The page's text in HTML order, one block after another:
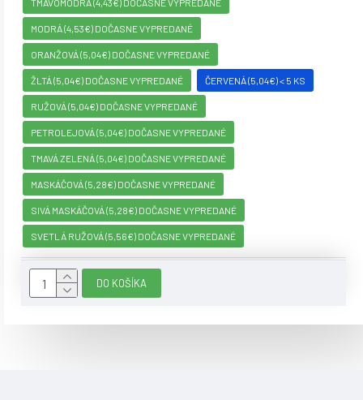
TMAVOMODRÁ (4,43€) DOČASNE VYPREDANÉ
MODRÁ (4,53€) DOČASNE VYPREDANÉ
ORANŽOVÁ (5,04€) DOČASNE VYPREDANÉ
ŽLTÁ (5,04€) DOČASNE VYPREDANÉ ČERVENÁ (5,04€) < 5 KS
RUŽOVÁ (5,04€) DOČASNE VYPREDANÉ
PETROLEJOVÁ (5,04€) DOČASNE VYPREDANÉ
TMAVÁ ZELENÁ (5,04€) DOČASNE VYPREDANÉ
MASKÁČOVÁ (5,28€) DOČASNE VYPREDANÉ
SIVÁ MASKÁČOVÁ (5,28€) DOČASNE VYPREDANÉ
SVETLÁ RUŽOVÁ (5,56€) DOČASNE VYPREDANÉ
DO KOŠÍKA